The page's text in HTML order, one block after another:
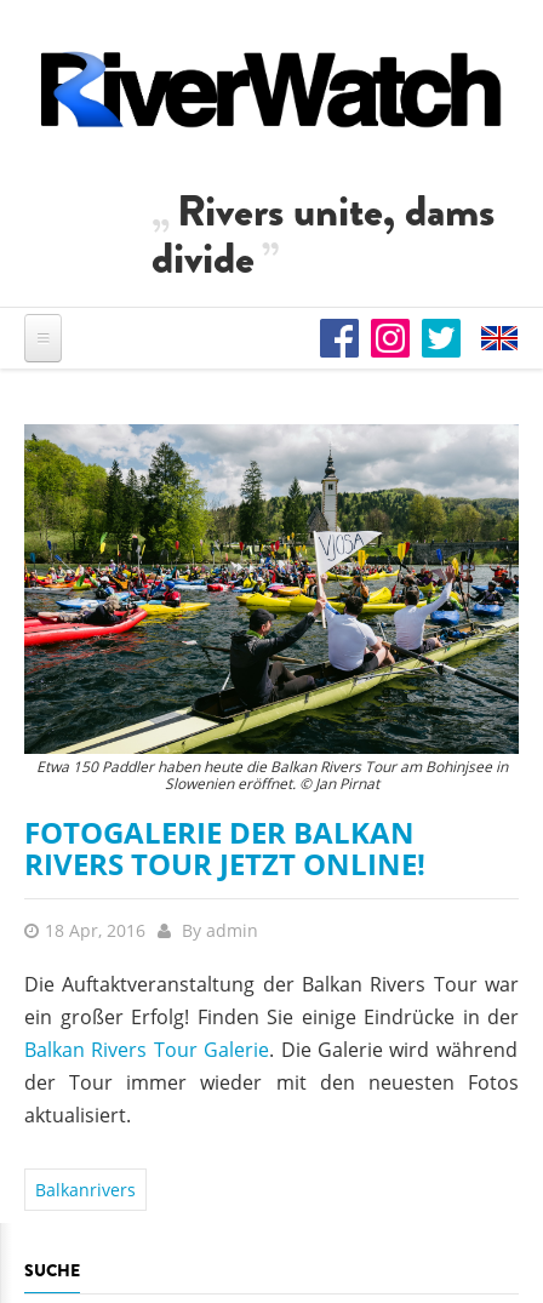
Rivers unite, dams
divide
Etwa 150 Paddler haben heute die Balkan Rivers Tour am Bohinjsee in
Slowenien eröffnet. © Jan Pirnat
FOTOGALERIE DER BALKAN
RIVERS TOUR JETZT ONLINE!
18 Apr, 2016 By admin
Die Auftaktveranstaltung der Balkan Rivers Tour war
ein großer Erfolg! Finden Sie einige Eindrücke in der
Balkan Rivers Tour Galerie. Die Galerie wird während
der Tour immer wieder mit den neuesten Fotos
aktualisiert.
Balkanrivers
SUCHE